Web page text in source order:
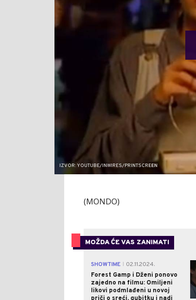
IZVOR: YOUTUBE/INWIRES/PRINTSCREEN
(MONDO)
MOŽDA ĆE VAS ZANIMATI
SHOWTIME
02.11.2024.
Forest Gamp i Dženi ponovo
zajedno na filmu: Omiljeni
likovi podmlađeni u novoj